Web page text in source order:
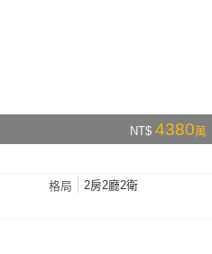
NT$ 4380萬
格局
2房2廳2衛